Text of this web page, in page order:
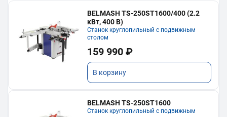
BELMASH TS-250ST1600/400 (2.2
кВт, 400 В)
Станок круглопильный с подвижным
столом
159 990 ₽
В корзину
BELMASH TS-250ST1600
Станок круглопильный с подвижным